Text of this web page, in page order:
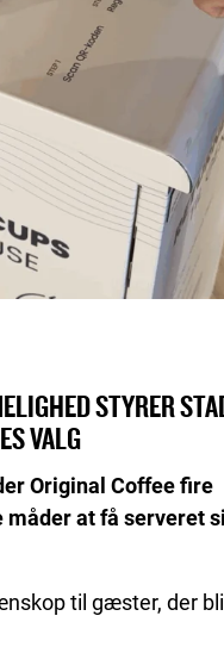
STYRER
VALG
Original Coffee fire
at få serveret
til gæster, der